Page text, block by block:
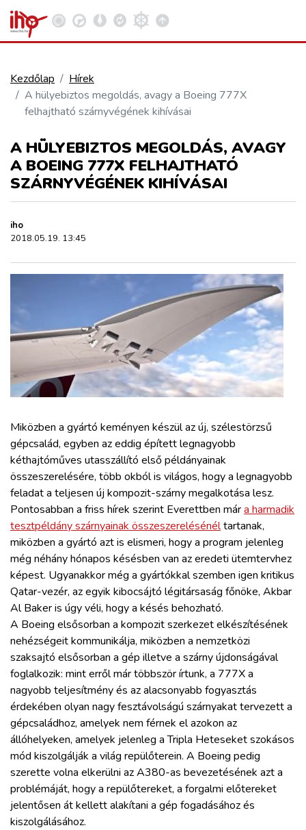
VASÚT
KÖZÚT
REPÜLÉS
KÖZLEKEDÉSFEJLESZTÉS
ZÖLDÚT
BLOG
ARCHÍVUM
WEBSHOP
BELÉPÉS
REGISZTRÁCIÓ
Kezdőlap
Hírek
A hülyebiztos megoldás, avagy a Boeing 777X
felhajtható szárnyvégének kihívásai
A HÜLYEBIZTOS MEGOLDÁS, AVAGY
A BOEING 777X FELHAJTHATÓ
SZÁRNYVÉGÉNEK KIHÍVÁSAI
iho
2018.05.19. 13:45
Miközben a gyártó keményen készül az új, szélestörzsű
gépcsalád, egyben az eddig épített legnagyobb
kéthajtóműves utasszállító első példányainak
összeszerelésére, több okból is világos, hogy a legnagyobb
feladat a teljesen új kompozit-szárny megalkotása lesz.
Pontosabban a friss hírek szerint Everettben mára harmadik
tesztpéldány szárnyainak összeszerelésénéltartanak,
miközben a gyártó azt is elismeri, hogy a program jelenleg
még néhány hónapos késésben van az eredeti ütemtervhez
képest. Ugyanakkor még a gyártókkal szemben igen kritikus
Qatar-vezér, az egyik kibocsájtó légitársaság főnöke, Akbar
Al Baker is úgy véli, hogy a késés behozható.
A Boeing elsősorban a kompozit szerkezet elkészítésének
nehézségeit kommunikálja, miközben a nemzetközi
szaksajtó elsősorban a gép illetve a szárny újdonságával
foglalkozik: mint erről már többször írtunk, a 777X a
nagyobb teljesítmény és az alacsonyabb fogyasztás
érdekében olyan nagy fesztávolságú szárnyakat tervezett a
gépcsaládhoz, amelyek nem férnek el azokon az
állóhelyeken, amelyek jelenleg a Tripla Heteseket szokásos
mód kiszolgálják a világ repülőterein. A Boeing pedig
szerette volna elkerülni az A380-as bevezetésének azt a
problémáját, hogy a repülőtereket, a forgalmi előtereket
jelentősen át kellett alakítani a gép fogadásához és
kiszolgálásához.